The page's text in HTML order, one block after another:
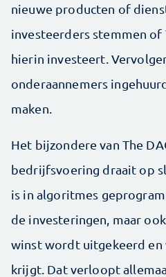
nieuwe producten of
investeerders stemmen of
hierin investeert.
onderaannemers
maken.
Het bijzondere van The
bedrijfsvoering draait op
is in algoritmes
de investeringen, maar
winst wordt uitgekeerd en
krijgt. Dat verloopt